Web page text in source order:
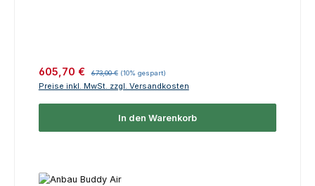
Verkaufspreis:
605,70 € 673,00 € (10% gespart)
Preise inkl. MwSt. zzgl. Versandkosten
In den Warenkorb